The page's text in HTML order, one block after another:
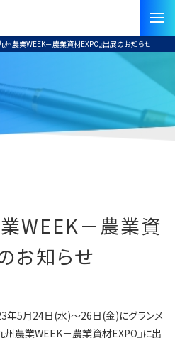
州農業WEEK－農業資材EXPO』出展のお知らせ
WEEK－農業資
お知らせ
年5月24日(水)～26日(金)にグランメ
州農業WEEK－農業資材EXPO』に出